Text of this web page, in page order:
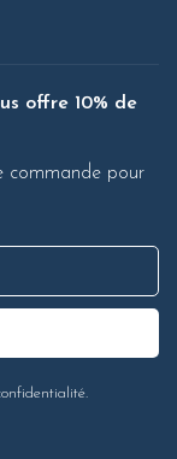
offre 10% de
commande pour